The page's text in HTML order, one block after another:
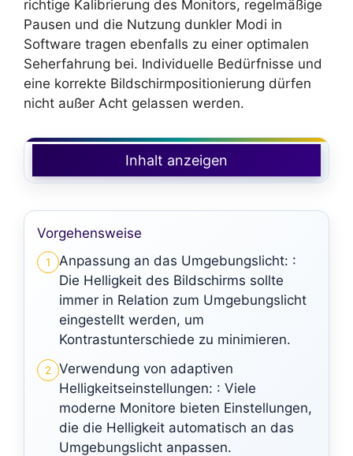
richtige Kalibrierung des Monitors, regelmäßige
Pausen und die Nutzung dunkler Modi in
Software tragen ebenfalls zu einer optimalen
Seherfahrung bei. Individuelle Bedürfnisse und
eine korrekte Bildschirmpositionierung dürfen
nicht außer Acht gelassen werden.
Inhalt anzeigen
Vorgehensweise
1
Anpassung an das Umgebungslicht: :
Die Helligkeit des Bildschirms sollte
immer in Relation zum Umgebungslicht
eingestellt werden, um
Kontrastunterschiede zu minimieren.
2
Verwendung von adaptiven
Helligkeitseinstellungen: : Viele
moderne Monitore bieten Einstellungen,
die die Helligkeit automatisch an das
Umgebungslicht anpassen.